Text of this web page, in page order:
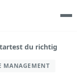
du richtig
MANAGEMENT